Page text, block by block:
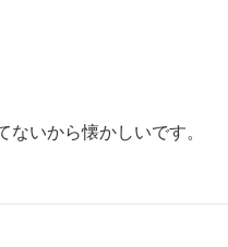
いから懐かしいです。